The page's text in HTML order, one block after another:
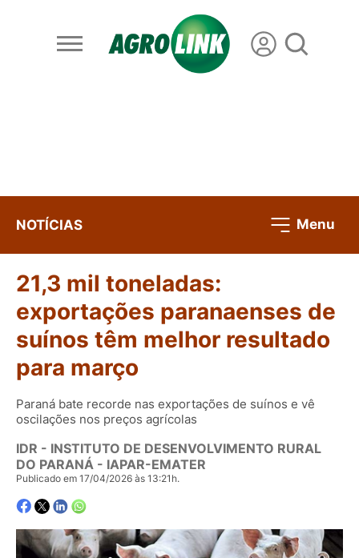
NOTÍCIAS Menu
21,3 mil toneladas:
exportações paranaenses de
suínos têm melhor resultado
para março
Paraná bate recorde nas exportações de suínos e vê
oscilações nos preços agrícolas
IDR - INSTITUTO DE DESENVOLVIMENTO RURAL
DO PARANÁ - IAPAR-EMATER
Publicado em 17/04/2026 às 13:21h.